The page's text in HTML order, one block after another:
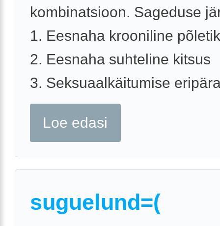
kombinatsioon. Sageduse
1. Eesnaha krooniline põletik
2. Eesnaha suhteline kitsus
3. Seksuaalkäitumise
Loe edasi
suguelund=(